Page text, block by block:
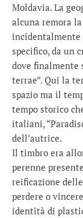
Moldavia. La
alcuna remora
specifico, da un
dove finalmente
terrae”. Qui la
spazio ma il
tempo storico
italiani,
dell’autrice.
Il timbro era
perenne
reificazione
perdere o
identità di